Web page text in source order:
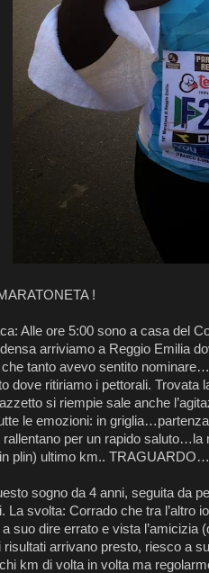
!
Alle ore 5:00 sono a casa del
arriviamo a Reggio Emilia
tanto avevo sentito
dove ritiriamo i pettorali. Trovata
si riempie sale anche
le emozioni: in
rallentano per un rapido
plin) ultimo km..
sogno da 4 anni, seguita da
La svolta: Corrado che tra l’altro
suo dire errato e vista l’amicizia
risultati arrivano presto, riesco a
km di volta in volta ma